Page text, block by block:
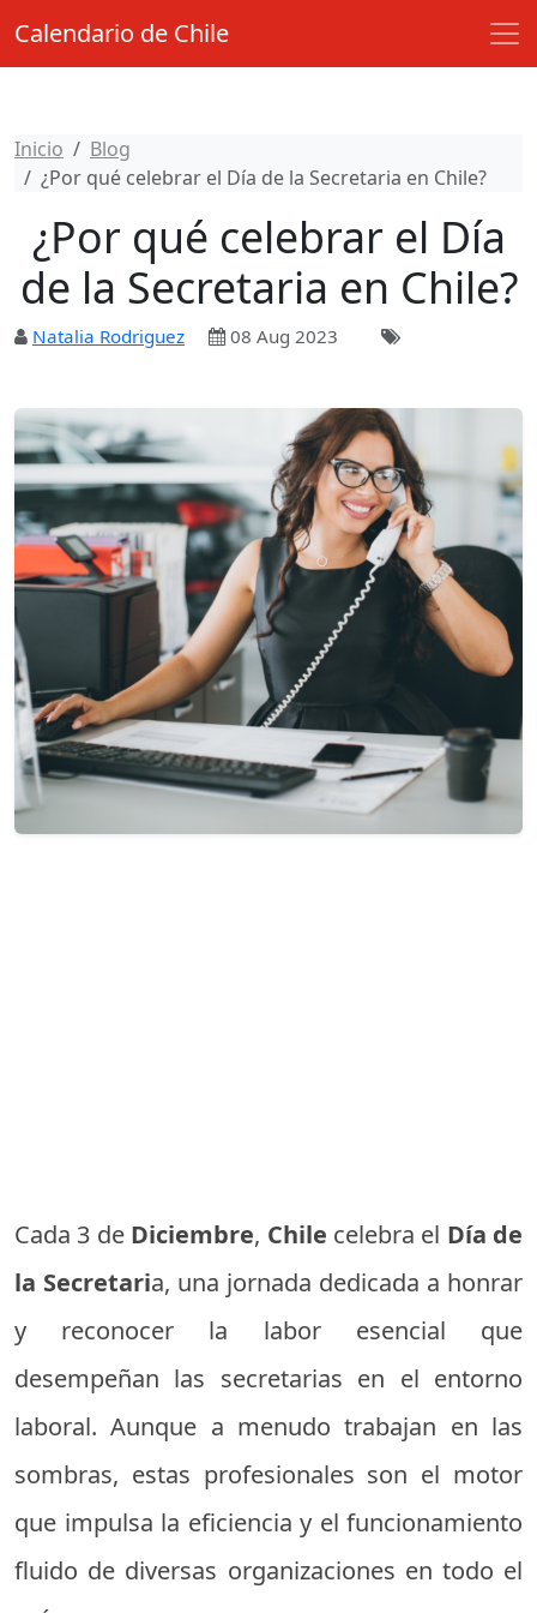
Calendario de Chile
Inicio
Blog
¿Por qué celebrar el Día de la Secretaria en Chile?
¿Por qué celebrar el Día
de la Secretaria en Chile?
Natalia Rodriguez 08 Aug 2023
Cada 3 de Diciembre, Chile celebra el Día de
la Secretaria, una jornada dedicada a honrar
y reconocer la labor esencial que
desempeñan las secretarias en el entorno
laboral. Aunque a menudo trabajan en las
sombras, estas profesionales son el motor
que impulsa la eficiencia y el funcionamiento
fluido de diversas organizaciones en todo el